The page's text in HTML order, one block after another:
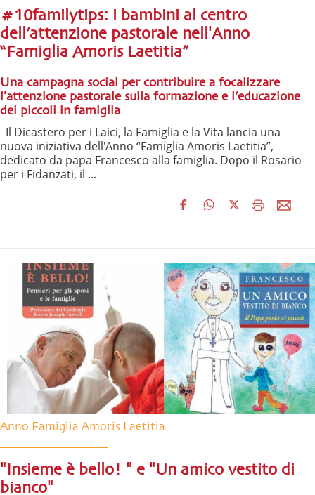
#10familytips: i bambini al centro
dell’attenzione pastorale nell'Anno
“Famiglia Amoris Laetitia”
Una campagna social per contribuire a focalizzare
l'attenzione pastorale sulla formazione e l’educazione
dei piccoli in famiglia
Il Dicastero per i Laici, la Famiglia e la Vita lancia una
nuova iniziativa dell'Anno “Famiglia Amoris Laetitia”,
dedicato da papa Francesco alla famiglia. Dopo il Rosario
per i Fidanzati, il ...
Anno Famiglia Amoris Laetitia
"Insieme è bello! " e "Un amico vestito di
bianco"